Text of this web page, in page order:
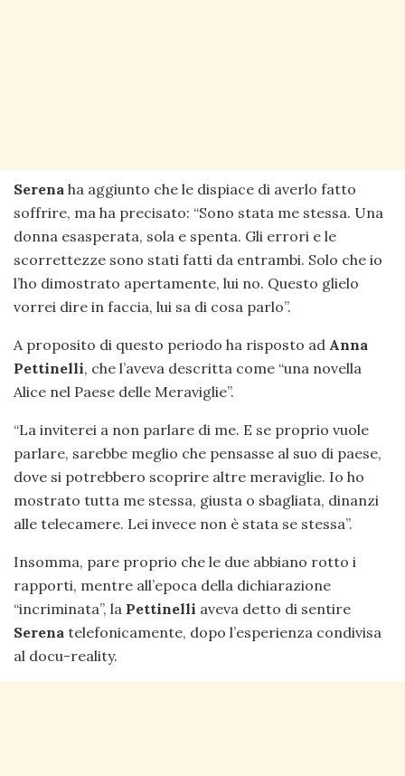
Serena ha aggiunto che le dispiace di averlo fatto
soffrire, ma ha precisato: “Sono stata me stessa. Una
donna esasperata, sola e spenta. Gli errori e le
scorrettezze sono stati fatti da entrambi. Solo che io
l’ho dimostrato apertamente, lui no. Questo glielo
vorrei dire in faccia, lui sa di cosa parlo”.
A proposito di questo periodo ha risposto ad Anna
Pettinelli, che l’aveva descritta come “una novella
Alice nel Paese delle Meraviglie”.
“La inviterei a non parlare di me. E se proprio vuole
parlare, sarebbe meglio che pensasse al suo di paese,
dove si potrebbero scoprire altre meraviglie. Io ho
mostrato tutta me stessa, giusta o sbagliata, dinanzi
alle telecamere. Lei invece non è stata se stessa”.
Insomma, pare proprio che le due abbiano rotto i
rapporti, mentre all’epoca della dichiarazione
“incriminata”, la Pettinelli aveva detto di sentire
Serena telefonicamente, dopo l’esperienza condivisa
al docu-reality.